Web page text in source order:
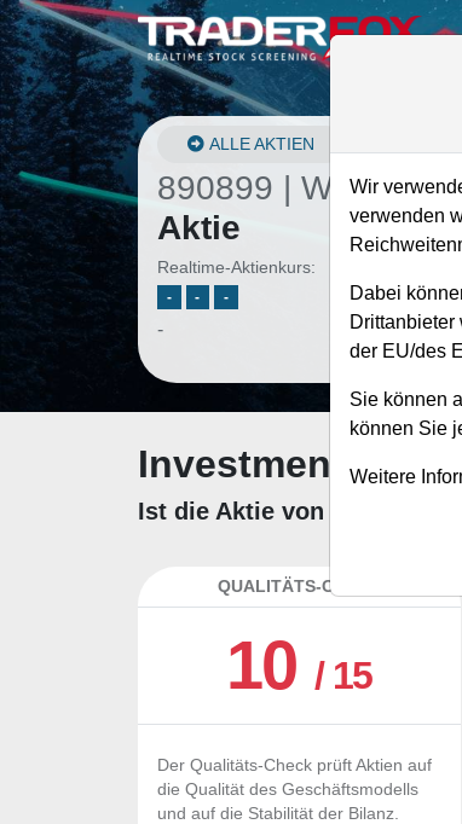
ALLE AKTIEN
890899 | WINA–
Aktie
Realtime-Aktienkurs:
- - -
-
Investment-
Ist die Aktie von Winmark
QUALITÄTS-CHECK
10/ 15
Der Qualitäts-Check prüft Aktien auf
die Qualität des Geschäftsmodells
und auf die Stabilität der Bilanz.
Wir
verwenden
Dabei
der EU/des
Sie können
können Sie
Weitere